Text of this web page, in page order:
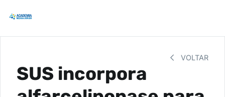
VOLTAR
SUS incorpora